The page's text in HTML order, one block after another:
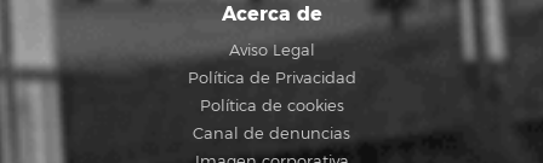
Acerca de
Aviso Legal
Política de Privacidad
Política de cookies
Canal de denuncias